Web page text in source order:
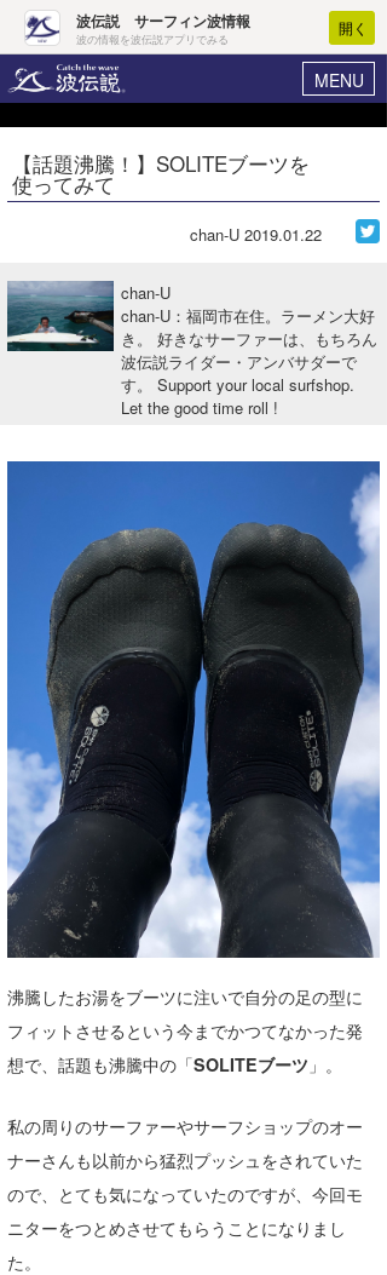
波伝説 サーフィン波情報
波の情報を波伝説アプリでみる
開く
MENU
ヘルプ マイホーム
ログイン
波情報･概況
WAVE HUNTER波予想ツール
今月のプレゼント
【話題沸騰！】SOLITEブーツを
使ってみて
chan-U 2019.01.22
chan-U
chan-U：福岡市在住。ラーメン大好
き。 好きなサーファーは、もちろん
波伝説ライダー・アンバサダーで
す。 Support your local surfshop.
Let the good time roll !
沸騰したお湯をブーツに注いで自分の足の型に
フィットさせるという今までかつてなかった発
想で、話題も沸騰中の「SOLITEブーツ 」。
私の周りのサーファーやサーフショップのオー
ナーさんも以前から猛烈プッシュをされていた
ので、とても気になっていたのですが、今回モ
ニターをつとめさせてもらうことになりまし
た。
Core Surf Japan
アート＆エンタメ
ショップ情報
湘南
千葉北
伊豆
千葉南
大阪
四国
お知らせ
その他
ルール＆How to
VOTE!
サーファーズ
ライター/寄稿メディア
Naoya Kimoto
mitsuteru Kamio
メディア
SURFMEDIA
波伝説アンバサダー/プロライダー